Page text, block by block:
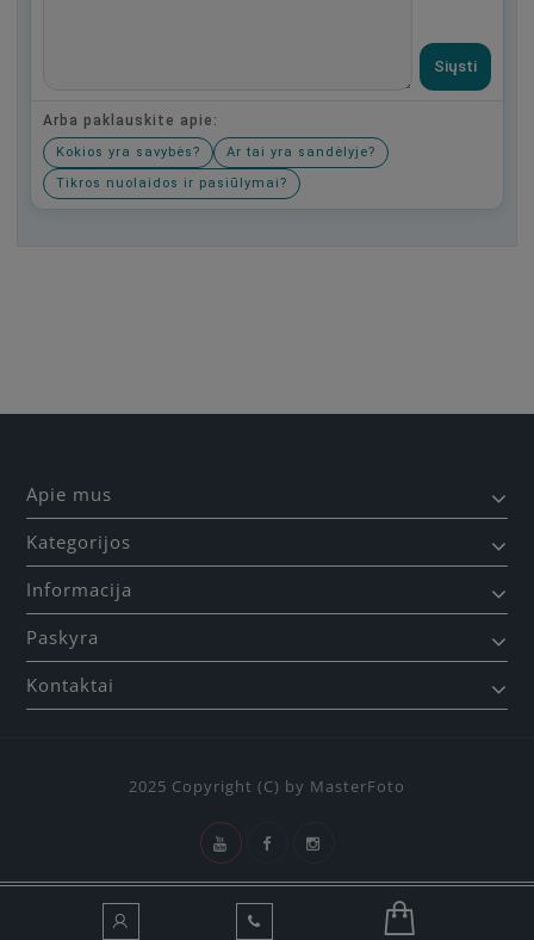
Siųsti
Arba paklauskite apie:
Kokios yra savybės?
Ar tai yra sandėlyje?
Tikros nuolaidos ir pasiūlymai?
Apie mus
Kategorijos
Informacija
Paskyra
Kontaktai
2025 Copyright (C) by MasterFoto